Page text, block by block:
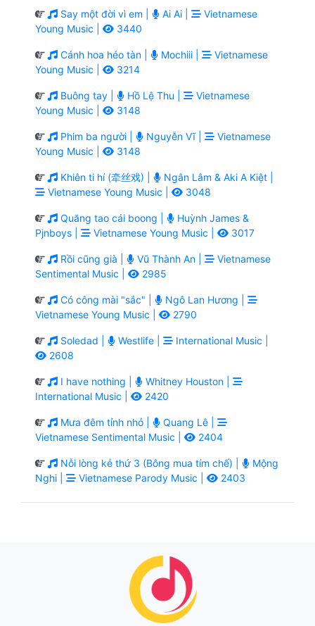
Say một đời vì em | Ai Ai |
Vietnamese
Young Music |
3440
Cánh hoa héo tàn | Mochiii |
Vietnamese
Young Music |
3214
Buông tay | Hồ Lệ Thu |
Vietnamese
Young Music |
3148
Phim ba người | Nguyễn Vĩ |
Vietnamese
Young Music |
3148
Khiên ti hí (牵丝戏) |
Ngân Lâm & Aki A Kiệt |
Vietnamese Young Music |
3048
Quăng tao cái boong |
Huỳnh James &
Pjnboys |
Vietnamese Young Music | 3017
Rồi cũng già | Vũ Thành An |
Vietnamese
Sentimental Music |
2985
Có công mài "sắc" |
Ngô Lan Hương |
Vietnamese Young Music |
2790
Soledad | Westlife |
International Music |
2608
I have nothing |
Whitney Houston |
International Music |
2420
Mưa đêm tỉnh nhỏ |
Quang Lê |
Vietnamese Sentimental Music |
2404
Nỗi lòng kẻ thứ 3 (Bông mua tím chế) |
Mộng
Nghi |
Vietnamese Parody Music | 2403